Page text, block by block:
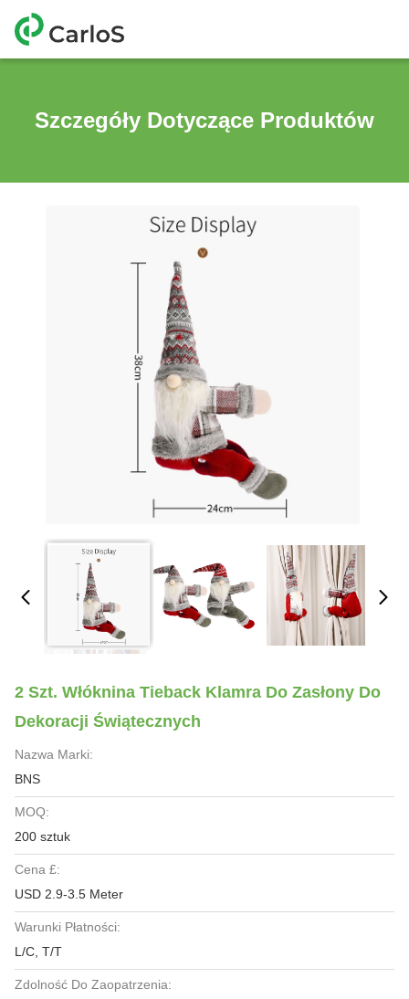
Szczegóły Dotyczące Produktów
2 Szt. Włóknina Tieback Klamra Do Zasłony Do
Dekoracji Świątecznych
Nazwa Marki:
BNS
MOQ:
200 sztuk
Cena £:
USD 2.9-3.5 Meter
Warunki Płatności:
L/C, T/T
Zdolność Do Zaopatrzenia: